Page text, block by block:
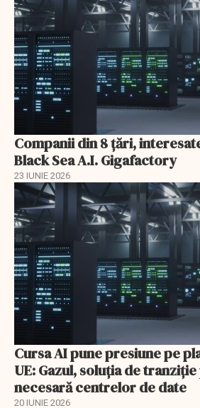
Companii din 8 țări,
Black Sea A.I. Gigafactory
23 IUNIE 2026
Cursa AI pune presiune pe
UE: Gazul, soluția de
necesară centrelor de date
20 IUNIE 2026